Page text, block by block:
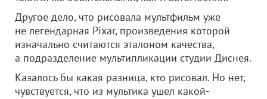
Другое дело, что рисовала мультфильм уже
не легендарная Pixar, произведения которой
изначально считаются эталоном качества,
а подразделение мультипликации студии Диснея.
Казалось бы какая разница, кто рисовал. Но нет,
чувствуется, что из мультика ушел какой-